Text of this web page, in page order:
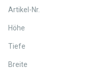
Artikel-Nr.
Höhe
Tiefe
Breite